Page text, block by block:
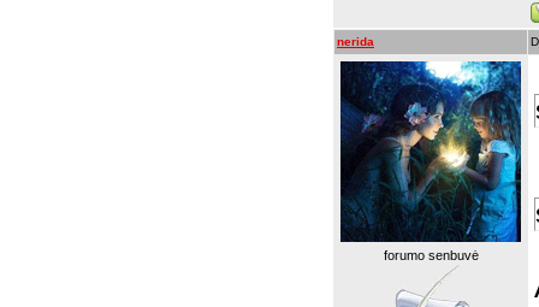
nerida
forumo senbuvė